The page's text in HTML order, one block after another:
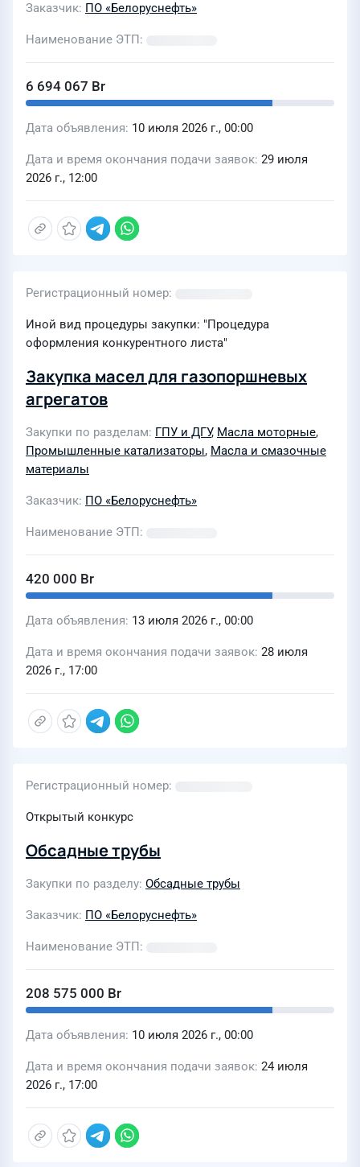
Заказчик ПО «Белоруснефть»
Наименование ЭТП
6 694 067 Br
Дата объявления 10 июля 2026 г., 00:00
Дата и время окончания подачи заявок 29 июля
2026 г., 12:00
Регистрационный номер
Иной вид процедуры закупки: "Процедура
оформления конкурентного листа"
Закупка масел для газопоршневых
агрегатов
Закупки по разделам ГПУ и ДГУ, Масла моторные,
Промышленные катализаторы, Масла и смазочные
материалы
Заказчик ПО «Белоруснефть»
Наименование ЭТП
420 000 Br
Дата объявления 13 июля 2026 г., 00:00
Дата и время окончания подачи заявок 28 июля
2026 г., 17:00
Регистрационный номер
Открытый конкурс
Обсадные трубы
Закупки по разделу Обсадные трубы
Заказчик ПО «Белоруснефть»
Наименование ЭТП
208 575 000 Br
Дата объявления 10 июля 2026 г., 00:00
Дата и время окончания подачи заявок 24 июля
2026 г., 17:00